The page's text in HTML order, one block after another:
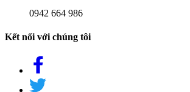
0942 664 986
Kết nối với chúng tôi